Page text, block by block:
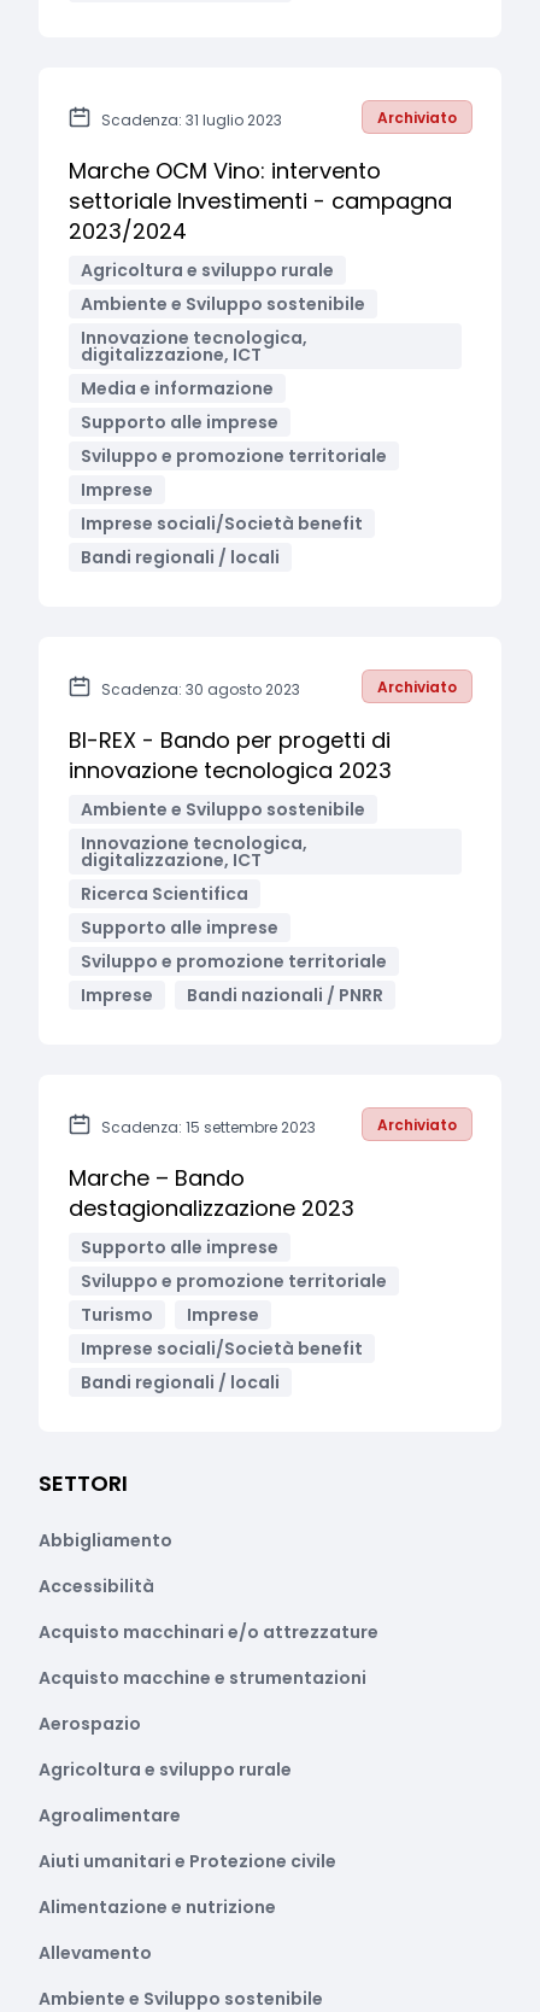
Scadenza: 31 luglio 2023 Archiviato
Marche OCM Vino: intervento
settoriale Investimenti - campagna
2023/2024
Agricoltura e sviluppo rurale
Ambiente e Sviluppo sostenibile
Innovazione tecnologica,
digitalizzazione, ICT
Media e informazione
Supporto alle imprese
Sviluppo e promozione territoriale
Imprese
Imprese sociali/Società benefit
Bandi regionali / locali
Scadenza: 30 agosto 2023 Archiviato
BI-REX - Bando per progetti di
innovazione tecnologica 2023
Ambiente e Sviluppo sostenibile
Innovazione tecnologica,
digitalizzazione, ICT
Ricerca Scientifica
Supporto alle imprese
Sviluppo e promozione territoriale
Imprese
Bandi nazionali / PNRR
Scadenza: 15 settembre 2023 Archiviato
Marche – Bando
destagionalizzazione 2023
Supporto alle imprese
Sviluppo e promozione territoriale
Turismo
Imprese
Imprese sociali/Società benefit
Bandi regionali / locali
SETTORI
Abbigliamento
Accessibilità
Acquisto macchinari e/o attrezzature
Acquisto macchine e strumentazioni
Aerospazio
Agricoltura e sviluppo rurale
Agroalimentare
Aiuti umanitari e Protezione civile
Alimentazione e nutrizione
Allevamento
Ambiente e Sviluppo sostenibile